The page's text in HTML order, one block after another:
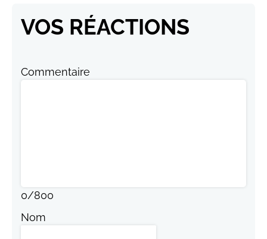
VOS RÉACTIONS
Commentaire
0/800
Nom